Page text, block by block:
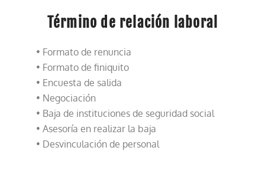
Término de relación laboral
• Formato de renuncia
• Formato de finiquito
• Encuesta de salida
• Negociación
• Baja de instituciones de seguridad social
• Asesoría en realizar la baja
• Desvinculación de personal